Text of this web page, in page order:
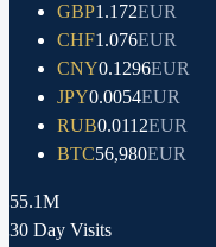
GBP1.172EUR
CHF1.076EUR
CNY0.1296EUR
JPY0.0054EUR
RUB0.0112EUR
BTC56,980EUR
55.1M
30 Day Visits